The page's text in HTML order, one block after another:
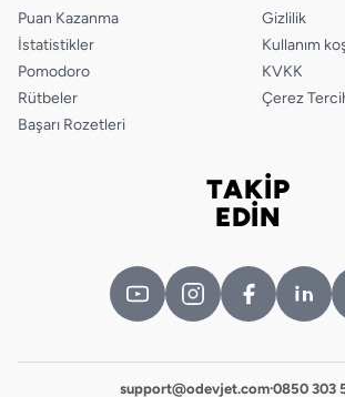
Puan Kazanma
İstatistikler
Pomodoro
Rütbeler
Başarı Rozetleri
Gizlilik
Kullanım
KVKK
Çerez
TAKİP
EDİN
support@odevjet.com·0850 303